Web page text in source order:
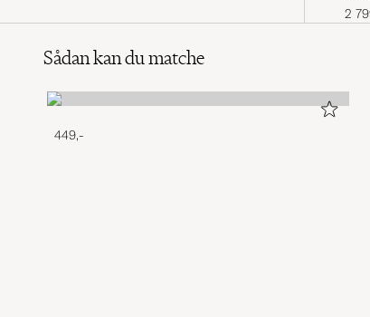
2
Sådan kan du matche
449,-